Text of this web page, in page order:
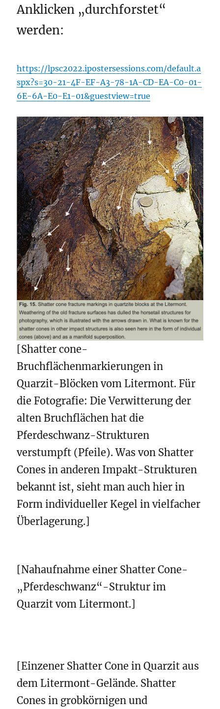
Anklicken „durchforstet“
werden:
https://lpsc2022.ipostersessions.com/default.a
spx?s=30-21-4F-EF-A3-78-1A-CD-EA-C0-01-
6E-6A-E0-E1-01&guestview=true
[Shatter cone-
Bruchflächenmarkierungen in
Quarzit-Blöcken vom Litermont. Für
die Fotografie: Die Verwitterung der
alten Bruchflächen hat die
Pferdeschwanz-Strukturen
verstumpft (Pfeile). Was von Shatter
Cones in anderen Impakt-Strukturen
bekannt ist, sieht man auch hier in
Form individueller Kegel in vielfacher
Überlagerung.]
[Nahaufnahme einer Shatter Cone-
„Pferdeschwanz“-Struktur im
Quarzit vom Litermont.]
[Einzener Shatter Cone in Quarzit aus
dem Litermont-Gelände. Shatter
Cones in grobkörnigen und